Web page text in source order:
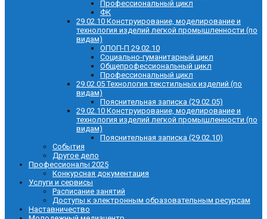
Профессиональный цикл
ФК
29.02.10 Конструирование, моделирование и
технология изделий легкой промышленности (по
видам)
ОПОП-П 29.02.10
Социально-гуманитарный цикл
Общепрофессиональный цикл
Профессиональный цикл
29.02.05 Технология текстильных изделий (по
видам)
Пояснительная записка (29.02.05)
29.02.10 Конструирование, моделирование и
технология изделий легкой промышленности (по
видам)
Пояснительная записка (29.02.10)
События
Другое дело
Профессионалы 2025
Конкурсная документация
Услуги и сервисы
Расписание занятий
Доступы к электронным образовательным ресурсам
Наставничество